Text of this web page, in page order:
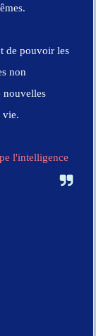
de pouvoir les
non
nouvelles
vie.
l'intelligence